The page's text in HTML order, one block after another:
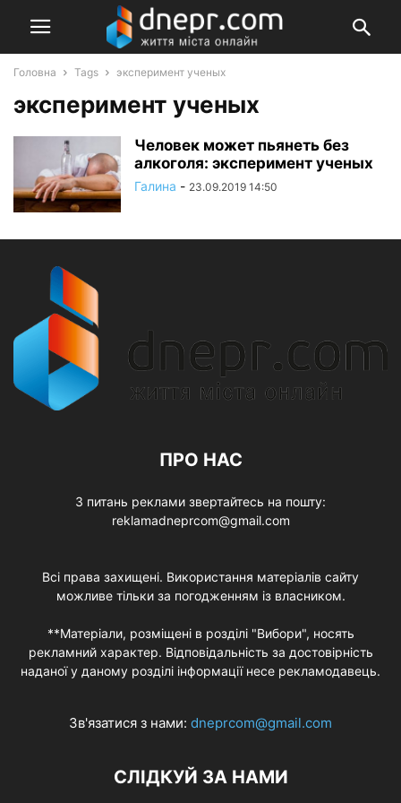
Головна Tags эксперимент ученых
эксперимент ученых
Человек может пьянеть без
алкоголя: эксперимент ученых
Галина - 23.09.2019 14:50
ПРО НАС
З питань реклами звертайтесь на пошту:
reklamadneprcom@gmail.com
Всі права захищені. Використання матеріалів сайту
можливе тільки за погодженням із власником.
**Матеріали, розміщені в розділі "Вибори", носять
рекламний характер. Відповідальність за достовірність
наданої у даному розділі інформації несе рекламодавець.
Зв'язатися з нами: dneprcom@gmail.com
СЛІДКУЙ ЗА НАМИ